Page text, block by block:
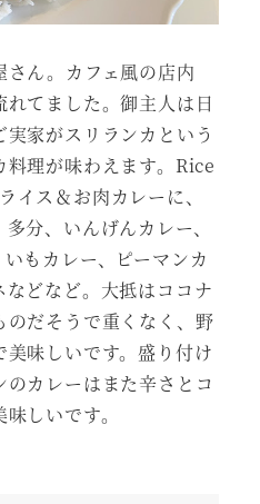
ん。カフェ風の店内
てました。御主人は日
家がスリランカという
料理が味わえます。Rice
ス＆お肉カレーに、
分、いんげんカレー、
もカレー、ピーマンカ
どなど。大抵はココナ
のだそうで重くなく、野
味しいです。盛り付け
カレーはまた辛さとコ
しいです。